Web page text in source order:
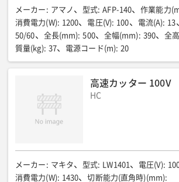
メーカー : アマノ 型式: AFP-140 作業能力
消費電力(W): 1200 電圧(V): 100 電流(A): 13
50/60
全長(mm): 500 全幅(mm): 390 全
質量(kg): 37 電源コード(m): 20
高速カッター 100V
HC
メーカー : マキタ 型式: LW1401 電圧(V):
消費電力(W): 1430 切断能力(直角時)(mm):